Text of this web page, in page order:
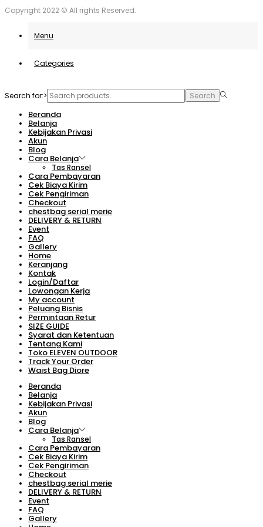
Copyright 2022 © All rights Reserved.
Menu
Categories
Search for:> Search
Beranda
Belanja
Kebijakan Privasi
Akun
Blog
Cara Belanja
Tas Ransel
Cara Pembayaran
Cek Biaya Kirim
Cek Pengiriman
Checkout
chestbag serial merie
DELIVERY & RETURN
Event
FAQ
Gallery
Home
Keranjang
Kontak
Login/Daftar
Lowongan Kerja
My account
Peluang Bisnis
Permintaan Retur
SIZE GUIDE
Syarat dan Ketentuan
Tentang Kami
Toko ELEVEN OUTDOOR
Track Your Order
Waist Bag Diore
Beranda
Belanja
Kebijakan Privasi
Akun
Blog
Cara Belanja
Tas Ransel
Cara Pembayaran
Cek Biaya Kirim
Cek Pengiriman
Checkout
chestbag serial merie
DELIVERY & RETURN
Event
FAQ
Gallery